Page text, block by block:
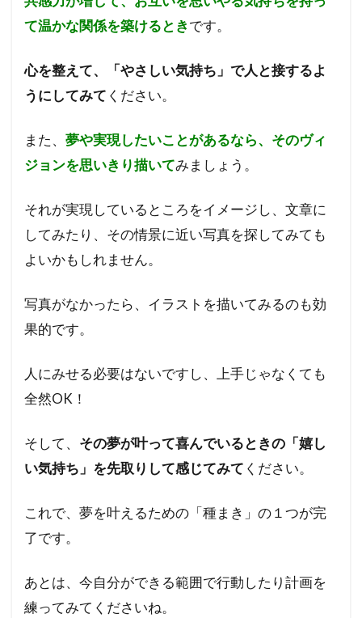
て温かな関係を築けるときです。
心を整えて、「やさしい気持ち」で人と接するよ
うにしてみて ください。
また、 夢や実現したいことがあるなら、そのヴィ
ジョンを思いきり描いてみましょう。
それが実現しているところをイメージし、文章に
してみたり、その情景に近い写真を探してみても
よいかもしれません。
写真がなかったら、イラストを描いてみるのも効
果的です。
人にみせる必要はないですし、上手じゃなくても
全然OK！
そして、 その夢が叶って喜んでいるときの「嬉し
い気持ち」を先取りして感じてみて ください。
これで、夢を叶えるための「種まき」の１つが完
了です。
あとは、今自分ができる範囲で行動したり計画を
練ってみてくださいね。